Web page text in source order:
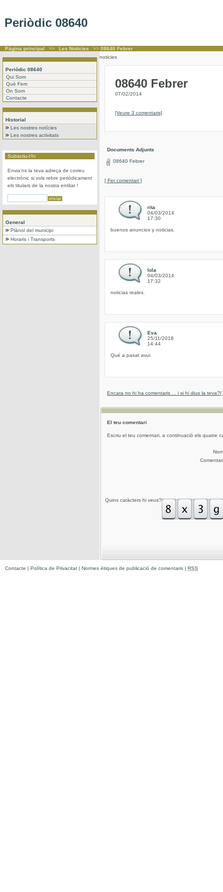
Periòdic 08640
Pàgina principal >> Les Noticies >> 08640 Febrer
Periòdic 08640
Qui Som
Què Fem
On Som
Contacte
Historial
Les nostres notícies
Les nostres activitats
Subscriu-t'hi
Envia'ns la teva adreça de correu
electrònic si vols rebre periòdicament
els titulars de la nostra entitat !
General
Plànol del municipi
Horaris i Transports
noticies
08640 Febrer
07/02/2014
[Veure 3 comentaris]
Documents Adjunts
08640 Febrer
[ Fer comentari ]
rita
04/03/2014
17:30
buenos anuncios y noticias.
lola
04/03/2014
17:32
noticias reales.
Eva
25/11/2018
14:44
Qué a pasat avui
Encara no hi ha comentaris ... i si hi dius la teva?[
El teu comentari
Escriu el teu comentari, a continuació els quatre
Nom
Comentari
Quins caràcters hi veus?
Contacte | Política de Privacitat | Normes ètiques de publicació de comentaris | RSS